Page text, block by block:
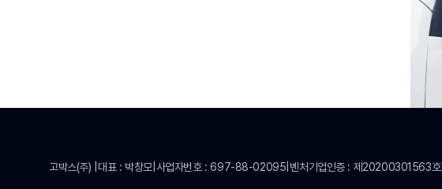
고박스(주) 대표 : 박창모 사업자번호:697-88-02095 벤처기업인증: 제20200301563호